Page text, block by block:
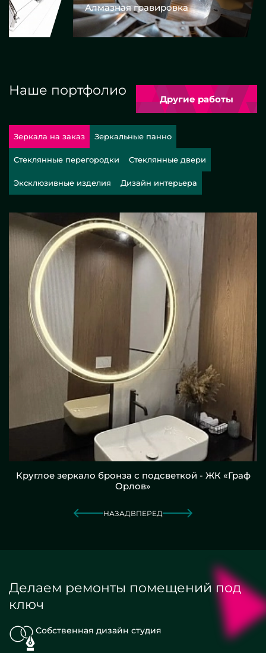
Алмазная гравировка
Наше портфолио
Другие работы
Зеркала на заказ Зеркальные панно
Стеклянные перегородки Стеклянные двери
Эксклюзивные изделия Дизайн интерьера
Круглое зеркало бронза с подсветкой - ЖК «Граф
Орлов»
НАЗАД ВПЕРЕД
Делаем ремонты помещений под
ключ
Собственная дизайн студия